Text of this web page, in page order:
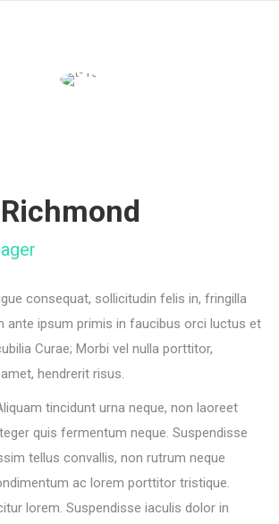
consequat, sollicitudin felis in, fringilla
ante ipsum primis in faucibus orci luctus et
Curae; Morbi vel nulla porttitor,
hendrerit risus.
tincidunt urna neque, non laoreet
quis fermentum neque. Suspendisse
tellus convallis, non rutrum neque
ac lorem porttitor tristique.
lorem. Suspendisse iaculis dolor in